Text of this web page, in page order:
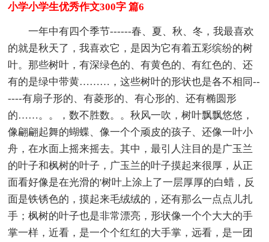
小学小学生优秀作文300字 篇6
一年中有四个季节------春、夏、秋、冬，我最喜欢
的就是秋天了，我喜欢它，是因为它有着五彩缤纷的树
叶。那些树叶，有深绿色的、有黄色的、有红色的、还
有的是绿中带黄………，这些树叶的形状也是各不相同--
----有扇子形的、有菱形的、有心形的、还有椭圆形
的……。。，数不胜数。。秋风一吹，树叶飘飘悠悠，
像翩翩起舞的蝴蝶、像一个个顽皮的孩子、还像一叶小
舟，在水面上摇来摇去。其中，最引人注目的是广玉兰
的叶子和枫树的叶子，广玉兰的叶子摸起来很厚，从正
面看好像是在光滑的'树叶上涂上了一层厚厚的白蜡，反
面是铁锈色的，摸起来毛绒绒的，还有那么一点点儿扎
手；枫树的叶子也是非常漂亮，形状像一个个大大的手
掌一样，近看，是一个个红红的大手掌，远看，是一团